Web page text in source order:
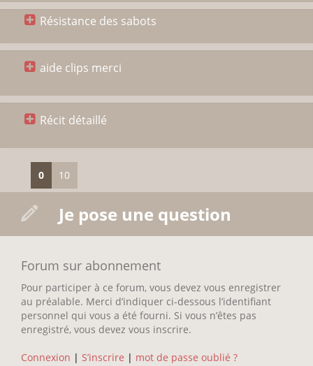
Résistance des sabots
aide clips merci
Récit détaillé
0 10
Je pose une question
Forum sur abonnement
Pour participer à ce forum, vous devez vous enregistrer
au préalable. Merci d’indiquer ci-dessous l’identifiant
personnel qui vous a été fourni. Si vous n’êtes pas
enregistré, vous devez vous inscrire.
Connexion | S’inscrire | mot de passe oublié ?